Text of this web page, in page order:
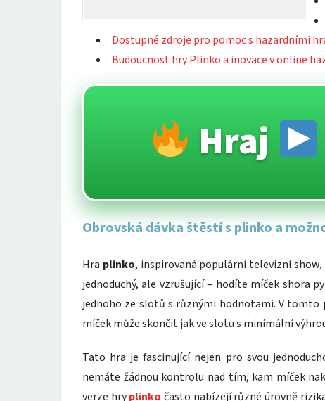
Dostupné zdroje pro pomoc s hazardními
Budoucnost hry Plinko a inovace v online
Hraj
Obrovská dávka štěstí s plinko a
Hra plinko, inspirovaná populární televizní
jednoduchý, ale vzrušující – hodíte míček shora
jednoho ze slotů s různými hodnotami. V tomto
míček může skončit jak ve slotu s minimální
Tato hra je fascinující nejen pro svou
nemáte žádnou kontrolu nad tím, kam míček
verze hryplinko často nabízejí různé úrovně